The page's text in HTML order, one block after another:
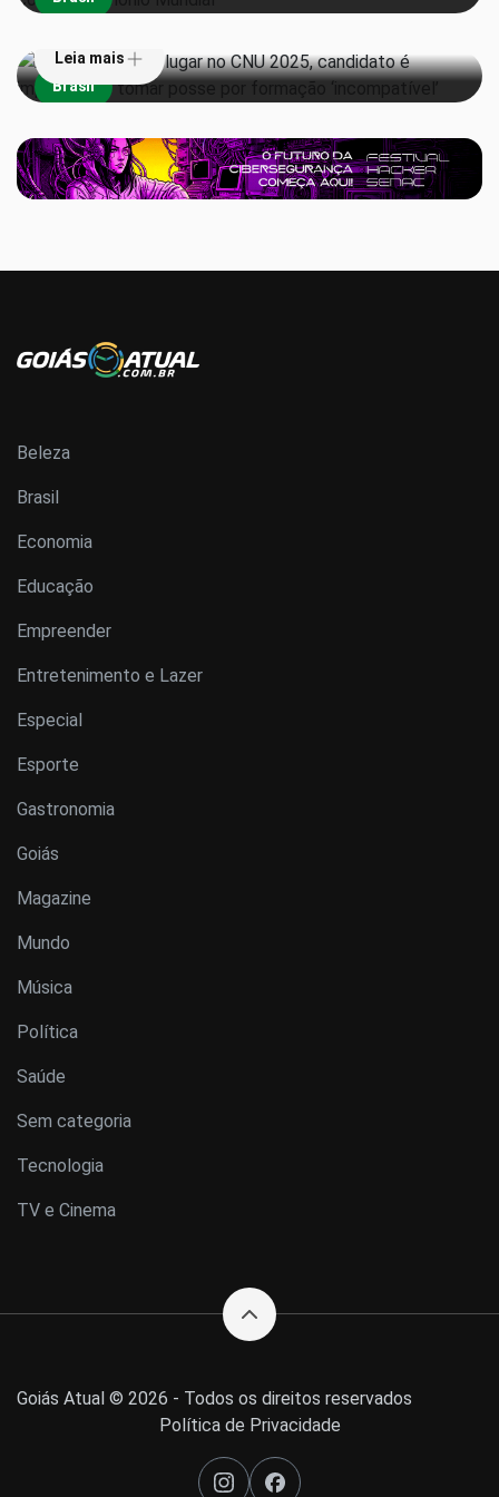
Brasil
Leia mais
Beleza
Brasil
Economia
Educação
Empreender
Entretenimento e Lazer
Especial
Esporte
Gastronomia
Goiás
Magazine
Mundo
Música
Política
Saúde
Sem categoria
Tecnologia
TV e Cinema
Goiás Atual © 2026 - Todos os direitos reservados
Política de Privacidade